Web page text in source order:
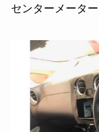
センターメータ